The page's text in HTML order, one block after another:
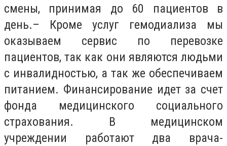
смены, принимая до 60 пациентов в
день.– Кроме услуг гемодиализа мы
оказываем сервис по перевозке
пациентов, так как они являются людьми
с инвалидностью, а так же обеспечиваем
питанием. Финансирование идет за счет
фонда медицинского социального
страхования. В медицинском
учреждении работают два врача-